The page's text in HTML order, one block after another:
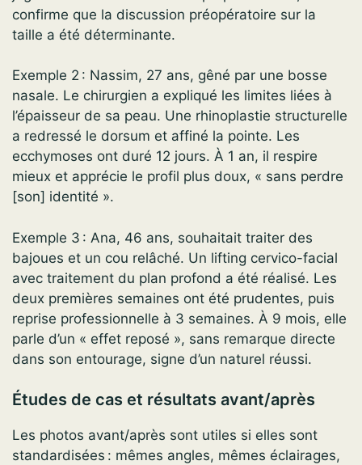
confirme que la discussion préopératoire sur la
taille a été déterminante.
Exemple 2 : Nassim, 27 ans, gêné par une bosse
nasale. Le chirurgien a expliqué les limites liées à
l’épaisseur de sa peau. Une rhinoplastie structurelle
a redressé le dorsum et affiné la pointe. Les
ecchymoses ont duré 12 jours. À 1 an, il respire
mieux et apprécie le profil plus doux, « sans perdre
[son] identité ».
Exemple 3 : Ana, 46 ans, souhaitait traiter des
bajoues et un cou relâché. Un lifting cervico-facial
avec traitement du plan profond a été réalisé. Les
deux premières semaines ont été prudentes, puis
reprise professionnelle à 3 semaines. À 9 mois, elle
parle d’un « effet reposé », sans remarque directe
dans son entourage, signe d’un naturel réussi.
Études de cas et résultats avant/après
Les photos avant/après sont utiles si elles sont
standardisées : mêmes angles, mêmes éclairages,